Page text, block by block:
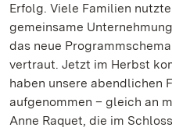
Erfolg. Viele Familien
gemeinsame
das neue
vertraut. Jetzt im Herbst
haben unsere abendlichen
aufgenommen – gleich an
Anne Raquet, die im